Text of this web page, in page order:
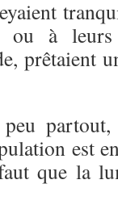
ou à
prêtaient
partout,
est
que la